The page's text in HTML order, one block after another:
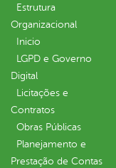
Estrutura
Organizacional
Inicio
LGPD e Governo
Digital
Licitações e
Contratos
Obras Públicas
Planejamento e
Prestação de Contas